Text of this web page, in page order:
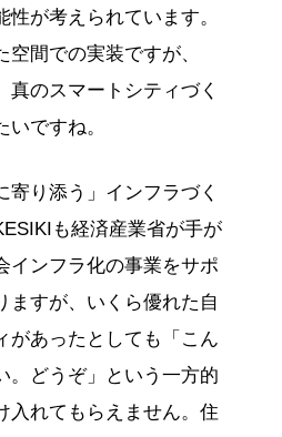
が考えられています。
間での実装ですが、
真のスマートシティづく
いですね。
寄り添う」インフラづく
も経済産業省が手が
インフラ化の事業をサポ
ますが、いくら優れた自
があったとしても「こん
。どうぞ」という一方的
入れてもらえません。住